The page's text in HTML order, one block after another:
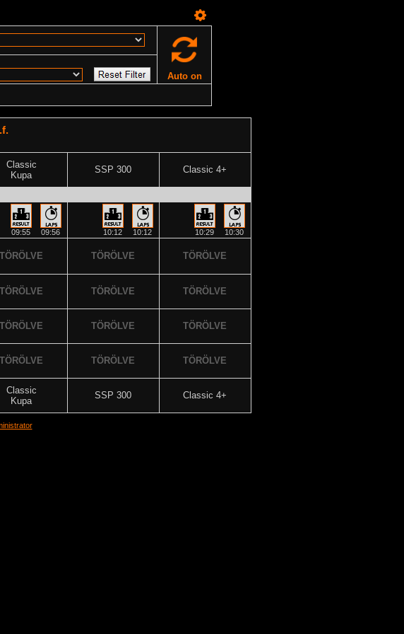
Auto on
Classic
Kupa
SSP 300 Classic 4+
09:55 09:56 10:12 10:12 10:29 10:30
TÖRÖLVE TÖRÖLVE TÖRÖLVE
TÖRÖLVE TÖRÖLVE TÖRÖLVE
TÖRÖLVE TÖRÖLVE TÖRÖLVE
TÖRÖLVE TÖRÖLVE TÖRÖLVE
Classic
Kupa
SSP 300 Classic 4+